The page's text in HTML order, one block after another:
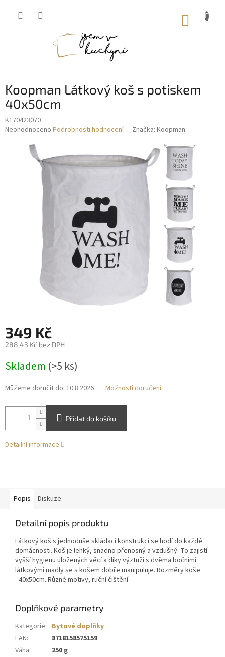
Koopman Látkový koš s potiskem
40x50cm
K170423070
Průměrné
produktu
Neohodnoceno Podrobnosti hodnocení Značka: Koopman
349 Kč
288,43 Kč bez DPH
cena:
Skladem (>5 ks)
Můžeme doručit do: 10.8.2026 Možnosti doručení
Přidat do košíku
Detailní informace
Popis Diskuze
Detailní popis produktu
Látkový koš s jednoduše skládací konstrukcí se hodí do každé
domácnosti. Koš je lehký, snadno přenosný a vzdušný. To zajistí
vyšší hygienu uložených věcí a díky výztuži s dvěma bočními
látkovými madly se s košem dobře manipuluje. Rozměry koše
- 40x50cm. Různé motivy, ruční čištění
Doplňkové parametry
Kategorie: Bytové doplňky
EAN:
8718158575159
Váha:
250 g